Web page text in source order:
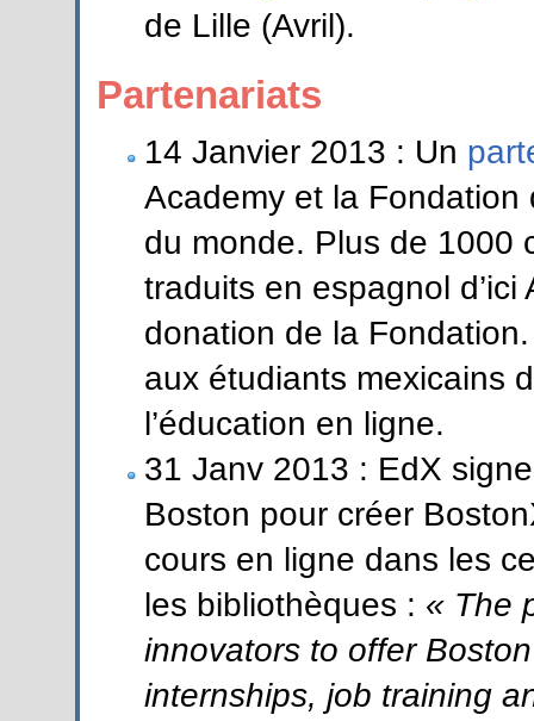
de Lille (Avril).
Partenariats
14 Janvier 2013 : Un
Academy et la Fondation
du monde. Plus de 1000
traduits en espagnol
donation de la
aux étudiants mexicains
l’éducation en ligne.
31 Janv 2013 : EdX
Boston pour créer
cours en ligne dans les
les bibliothèques : « The
innovators to offer
internships, job training